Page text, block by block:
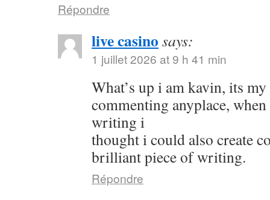
Répondre
live casino says:
1 juillet 2026 at 9 h 41 min
What’s up i am kavin, its
commenting anyplace,
writing i
thought i could also create
brilliant piece of writing.
Répondre